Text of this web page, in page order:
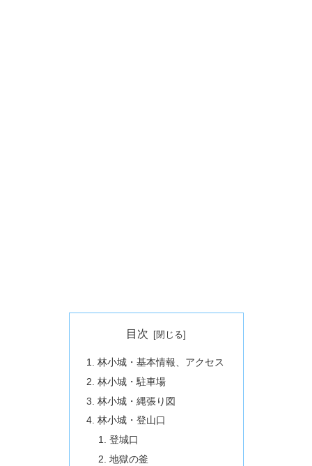
目次
林小城・基本情報、アクセス
林小城・駐車場
林小城・縄張り図
林小城・登山口
登城口
地獄の釜